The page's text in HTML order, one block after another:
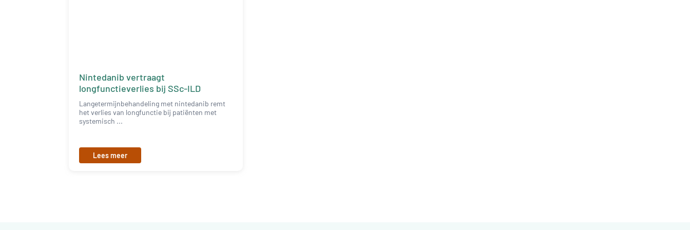
Nintedanib vertraagt
longfunctieverlies bij SSc-ILD
Langetermijnbehandeling met nintedanib remt
het verlies van longfunctie bij patiënten met
systemisch ...
Lees meer